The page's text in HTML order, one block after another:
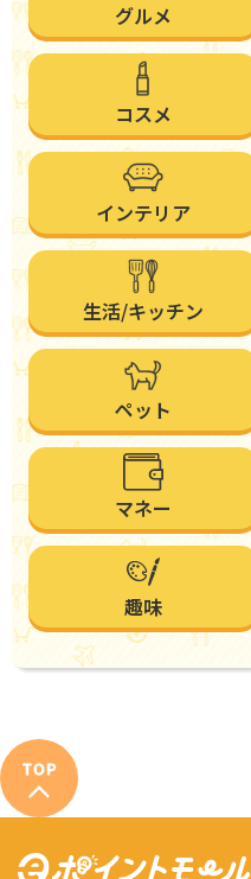
グルメ
コスメ
インテリア
生活/キッチン
ペット
マネー
趣味